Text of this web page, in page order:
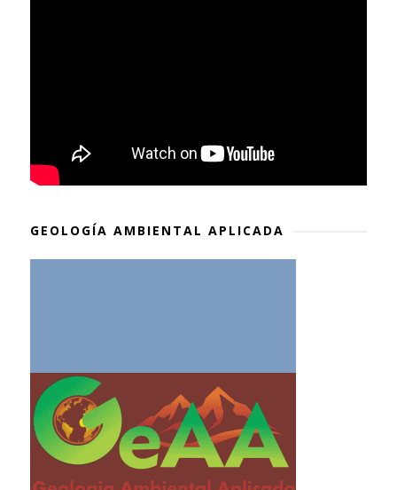
GEOLOGÍA AMBIENTAL APLICADA